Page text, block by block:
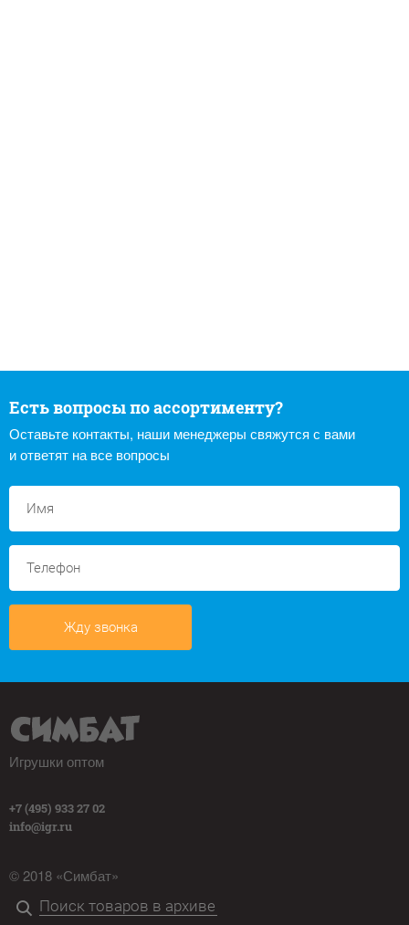
Есть вопросы по ассортименту?
Оставьте контакты, наши менеджеры свяжутся с вами
и ответят на все вопросы
Жду звонка
Игрушки оптом
+7 (495) 933 27 02
info@igr.ru
© 2018 «Симбат»